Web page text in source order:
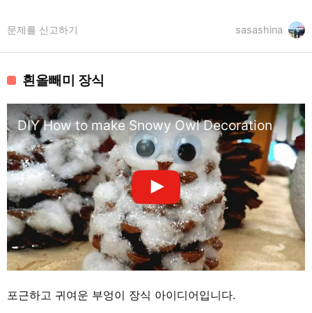
sasashina
문제를 신고하기
흰올빼미 장식
DIY How to make Snowy Owl Decoration
포근하고 귀여운 부엉이 장식 아이디어입니다.